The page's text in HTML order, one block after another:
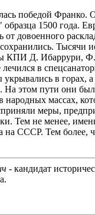
победой Франко.
1500 года.
от довоенного
Тысячи
КПИ Д. Ибаррури, Ф.
лечился в
в горах,
этом пути они
массах,
меры,
Тем не менее,
на СССР. Тем
- кандидат